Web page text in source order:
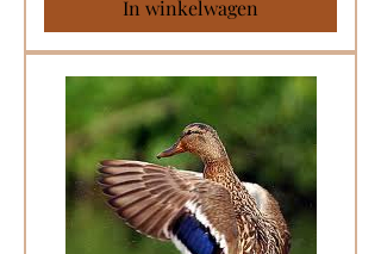
In winkelwagen